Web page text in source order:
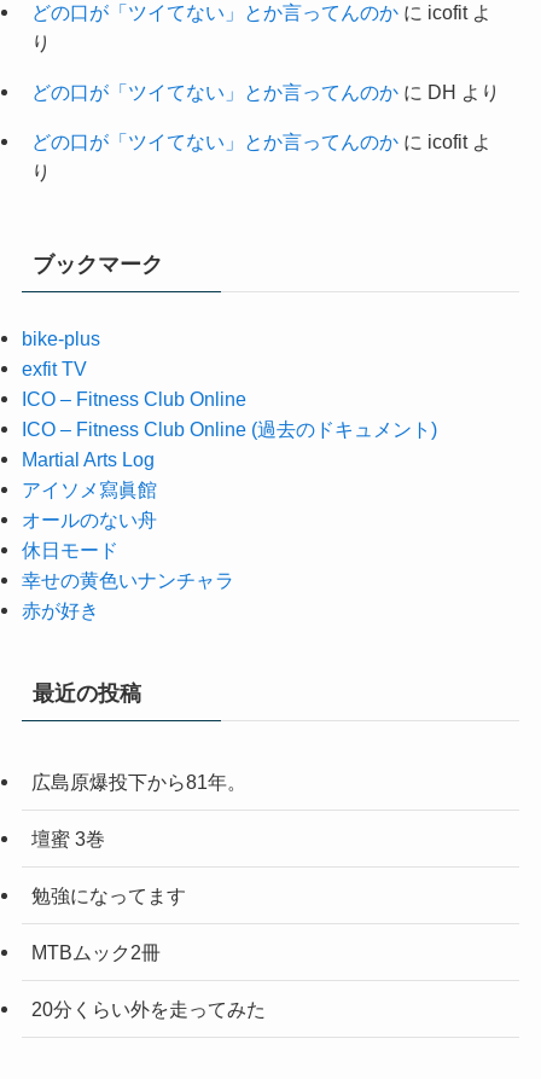
どの口が「ツイてない」とか言ってんのかに icofitよ
り
どの口が「ツイてない」とか言ってんのかに DH より
どの口が「ツイてない」とか言ってんのかに icofitよ
り
ブックマーク
bike-plus
exfit TV
ICO – Fitness Club Online
ICO – Fitness Club Online (過去のドキュメント)
Martial Arts Log
アイソメ寫眞館
オールのない舟
休日モード
幸せの黄色いナンチャラ
赤が好き
最近の投稿
広島原爆投下から81年。
壇蜜 3巻
勉強になってます
MTBムック2冊
20分くらい外を走ってみた